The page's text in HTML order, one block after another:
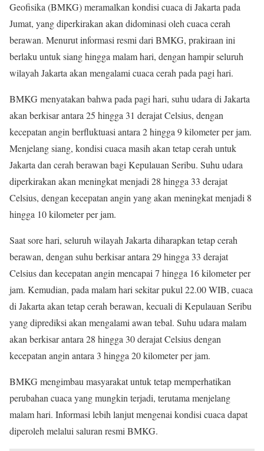
Geofisika (BMKG) meramalkan kondisi cuaca di Jakarta pada
Jumat, yang diperkirakan akan didominasi oleh cuaca cerah
berawan. Menurut informasi resmi dari BMKG, prakiraan ini
berlaku untuk siang hingga malam hari, dengan hampir seluruh
wilayah Jakarta akan mengalami cuaca cerah pada pagi hari.
BMKG menyatakan bahwa pada pagi hari, suhu udara di Jakarta
akan berkisar antara 25 hingga 31 derajat Celsius, dengan
kecepatan angin berfluktuasi antara 2 hingga 9 kilometer per jam.
Menjelang siang, kondisi cuaca masih akan tetap cerah untuk
Jakarta dan cerah berawan bagi Kepulauan Seribu. Suhu udara
diperkirakan akan meningkat menjadi 28 hingga 33 derajat
Celsius, dengan kecepatan angin yang akan meningkat menjadi 8
hingga 10 kilometer per jam.
Saat sore hari, seluruh wilayah Jakarta diharapkan tetap cerah
berawan, dengan suhu berkisar antara 29 hingga 33 derajat
Celsius dan kecepatan angin mencapai 7 hingga 16 kilometer per
jam. Kemudian, pada malam hari sekitar pukul 22.00 WIB, cuaca
di Jakarta akan tetap cerah berawan, kecuali di Kepulauan Seribu
yang diprediksi akan mengalami awan tebal. Suhu udara malam
akan berkisar antara 28 hingga 30 derajat Celsius dengan
kecepatan angin antara 3 hingga 20 kilometer per jam.
BMKG mengimbau masyarakat untuk tetap memperhatikan
perubahan cuaca yang mungkin terjadi, terutama menjelang
malam hari. Informasi lebih lanjut mengenai kondisi cuaca dapat
diperoleh melalui saluran resmi BMKG.